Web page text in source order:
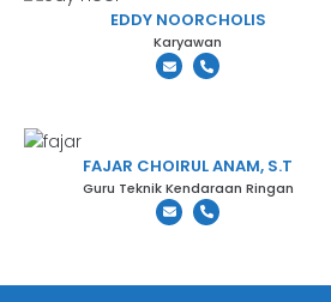
EDDY NOORCHOLIS
Karyawan
FAJAR CHOIRUL ANAM, S.T
Guru Teknik Kendaraan Ringan